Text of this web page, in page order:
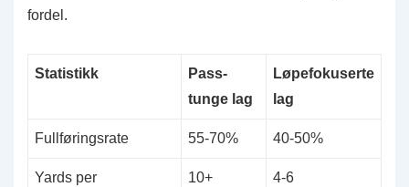
fordel.
Statistikk
Pass-
tunge lag
Løpefokuserte
lag
Fullføringsrate 55-70% 40-50%
Yards per
10+ 4-6